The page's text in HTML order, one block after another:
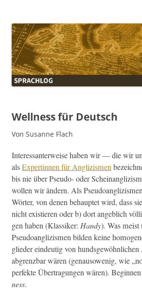
Wellness für Deutsch
Von Susanne Flach
Inter­es­san­ter­weise haben wir — die wir
alsExper­tin­nen für Anglizis­men
bis nie über Pseu­do- oder
wollen wir ändern. Als
Wörter, von denen behauptet wird, dass
nicht existieren oder b) dort ange­blich
gen haben (Klas­sik­er: Handy). Was meist
Pseudoan­glizis­men bilden keine
glieder ein­deutig von
abgrenzbar wären (genau­sowenig, wie
per­fek­te Über­tra­gun­gen wären).
ness.